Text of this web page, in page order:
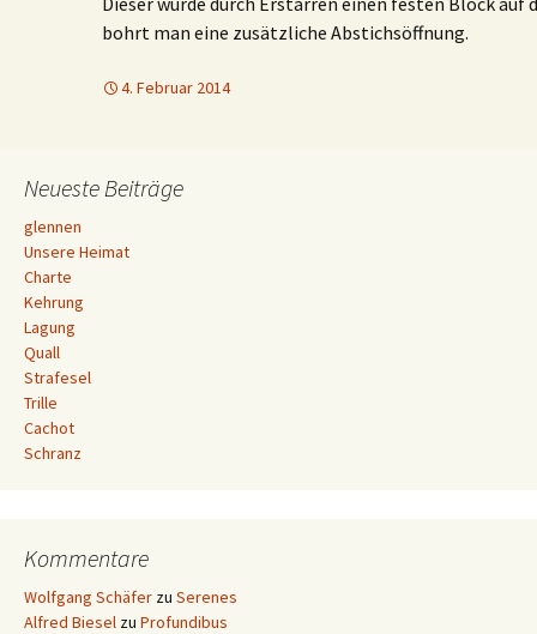
bohrt man eine zusätzliche Abstichsöffnung.
4. Februar 2014
Neueste Beiträge
glennen
Unsere Heimat
Charte
Kehrung
Lagung
Quall
Strafesel
Trille
Cachot
Schranz
Kommentare
Wolfgang Schäfer zu Serenes
Alfred Biesel zu Profundibus